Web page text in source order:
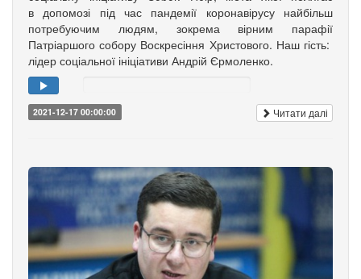
в допомозі під час пандемії коронавірусу найбільш
потребуючим людям, зокрема вірним парафії
Патріаршого собору Воскресіння Христового. Наш гість:
лідер соціальної ініціативи Андрій Єрмоленко.
2021-12-17 00:00:00 Читати далі